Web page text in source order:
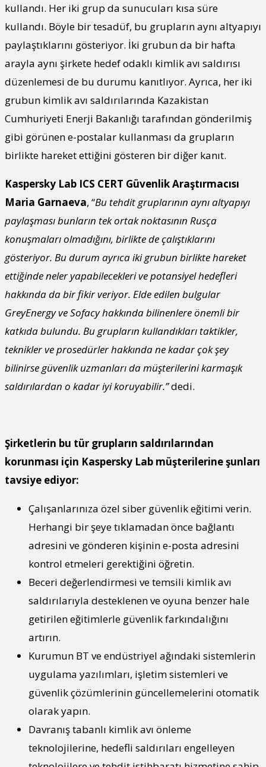
kullandı. Her iki grup da sunucuları kısa süre
kullandı. Böyle bir tesadüf, bu grupların aynı altyapıyı
paylaştıklarını gösteriyor. İki grubun da bir hafta
arayla aynı şirkete hedef odaklı kimlik avı saldırısı
düzenlemesi de bu durumu kanıtlıyor. Ayrıca, her iki
grubun kimlik avı saldırılarında Kazakistan
Cumhuriyeti Enerji Bakanlığı tarafından gönderilmiş
gibi görünen e-postalar kullanması da grupların
birlikte hareket ettiğini gösteren bir diğer kanıt.
Kaspersky Lab ICS CERT Güvenlik Araştırmacısı
Maria Garnaeva, “Bu tehdit gruplarının aynı altyapıyı
paylaşması bunların tek ortak noktasının Rusça
konuşmaları olmadığını, birlikte de çalıştıklarını
gösteriyor. Bu durum ayrıca iki grubun birlikte hareket
ettiğinde neler yapabilecekleri ve potansiyel hedefleri
hakkında da bir fikir veriyor. Elde edilen bulgular
GreyEnergy ve Sofacy hakkında bilinenlere önemli bir
katkıda bulundu. Bu grupların kullandıkları taktikler,
teknikler ve prosedürler hakkında ne kadar çok şey
bilinirse güvenlik uzmanları da müşterilerini karmaşık
saldırılardan o kadar iyi koruyabilir.”dedi.
Şirketlerin bu tür grupların saldırılarından
korunması için Kaspersky Lab müşterilerine şunları
tavsiye ediyor:
Çalışanlarınıza özel siber güvenlik eğitimi verin.
Herhangi bir şeye tıklamadan önce bağlantı
adresini ve gönderen kişinin e-posta adresini
kontrol etmeleri gerektiğini öğretin.
Beceri değerlendirmesi ve temsili kimlik avı
saldırılarıyla desteklenen ve oyuna benzer hale
getirilen eğitimlerle güvenlik farkındalığını
artırın.
Kurumun BT ve endüstriyel ağındaki sistemlerin
uygulama yazılımları, işletim sistemleri ve
güvenlik çözümlerinin güncellemelerini otomatik
olarak yapın.
Davranış tabanlı kimlik avı önleme
teknolojilerine, hedefli saldırıları engelleyen